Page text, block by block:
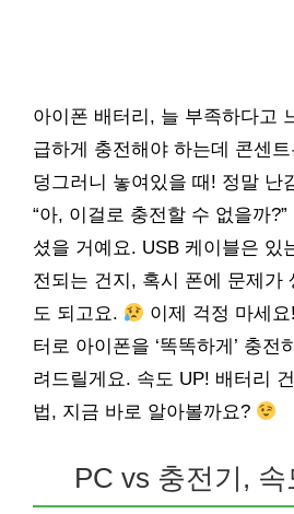
아이폰 배터리, 늘 부족하다고
급하게 충전해야 하는데 콘센
덩그러니 놓여있을 때! 정말 난
“아, 이걸로 충전할 수 없을까
셨을 거예요. USB 케이블은 있
전되는 건지, 혹시 폰에 문제가
도 되고요.
이제 걱정 마세
터로 아이폰을 ‘똑똑하게’ 충전
려드릴게요. 속도 UP! 배터리
법, 지금 바로 알아볼까요?
PC vs 충전기,